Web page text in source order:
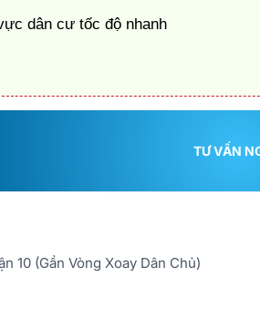
dân cư tốc độ nhanh
TƯ VẤN
10 (Gần Vòng Xoay Dân Chủ)